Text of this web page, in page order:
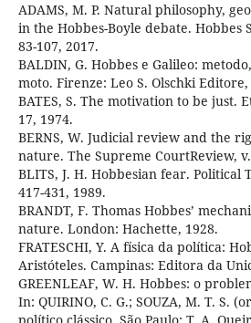
ADAMS, M. P. Natural philosophy,
in the Hobbes-Boyle debate. Hobbes
83-107, 2017.
BALDIN, G. Hobbes e Galileo:
moto. Firenze: Leo S. Olschki Editore,
BATES, S. The motivation to be just.
17, 1974.
BERNS, W. Judicial review and the
nature. The Supreme CourtReview,
BLITS, J. H. Hobbesian fear. Political
417-431, 1989.
BRANDT, F. Thomas Hobbes’
nature. London: Hachette, 1928.
FRATESCHI, Y. A física da política:
Aristóteles. Campinas: Editora da
GREENLEAF, W. H. Hobbes: o
In: QUIRINO, C. G.; SOUZA, M. T. S.